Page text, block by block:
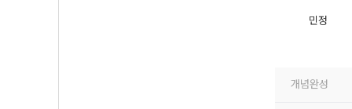
민정
개념완성